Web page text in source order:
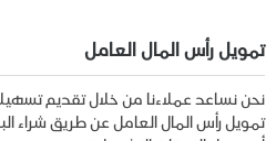
تمويل رأس المال العامل
نحن نساعد عملاءنا من خلال تقديم
تمويل رأس المال العامل عن طريق شراء